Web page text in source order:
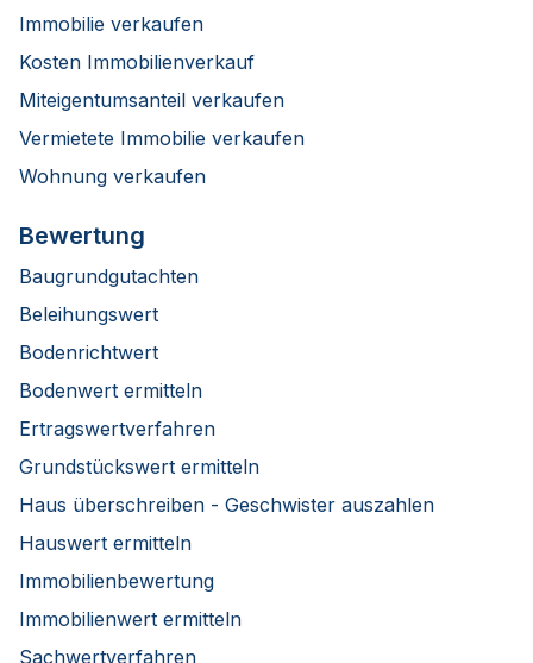
Immobilie verkaufen
Kosten Immobilienverkauf
Miteigentumsanteil verkaufen
Vermietete Immobilie verkaufen
Wohnung verkaufen
Bewertung
Baugrundgutachten
Beleihungswert
Bodenrichtwert
Bodenwert ermitteln
Ertragswertverfahren
Grundstückswert ermitteln
Haus überschreiben - Geschwister auszahlen
Hauswert ermitteln
Immobilienbewertung
Immobilienwert ermitteln
Sachwertverfahren